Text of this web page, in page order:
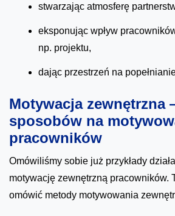
stwarzając atmosferę
eksponując wpływ
np. projektu,
dając przestrzeń na
Motywacja zewnętrzna
sposobów na
pracowników
Omówiliśmy sobie już przykłady
motywację zewnętrzną pracowników.
omówić metody motywowania